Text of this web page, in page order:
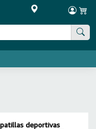
deportivas